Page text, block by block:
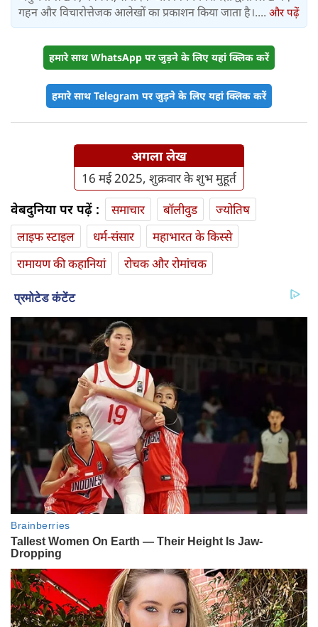
गहन और विचारोत्तेजक आलेखों का प्रकाशन किया जाता है।.... और पढ़ें
हमारे साथ WhatsApp पर जुड़ने के लिए यहां क्लिक करें
हमारे साथ Telegram पर जुड़ने के लिए यहां क्लिक करें
अगला लेख
16 मई 2025, शुक्रवार के शुभ मुहूर्त
वेबदुनिया पर पढ़ें : समाचार बॉलीवुड
ज्योतिष
लाइफ स्‍टाइल
धर्म-संसार
महाभारत के किस्से
रामायण की कहानियां
रोचक और रोमांचक